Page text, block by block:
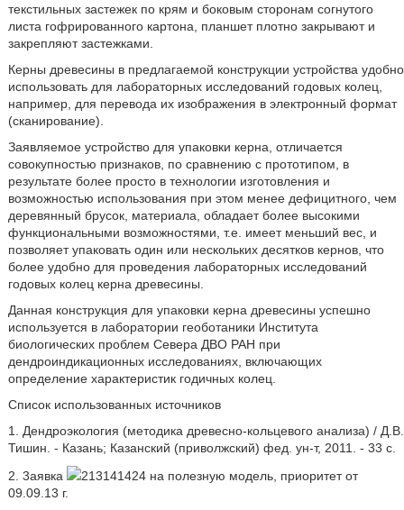
текстильных застежек по крям и боковым сторонам согнутого
листа гофрированного картона, планшет плотно закрывают и
закрепляют застежками.
Керны древесины в предлагаемой конструкции устройства удобно
использовать для лабораторных исследований годовых колец,
например, для перевода их изображения в электронный формат
(сканирование).
Заявляемое устройство для упаковки керна, отличается
совокупностью признаков, по сравнению с прототипом, в
результате более просто в технологии изготовления и
возможностью использования при этом менее дефицитного, чем
деревянный брусок, материала, обладает более высокими
функциональными возможностями, т.е. имеет меньший вес, и
позволяет упаковать один или нескольких десятков кернов, что
более удобно для проведения лабораторных исследований
годовых колец керна древесины.
Данная конструкция для упаковки керна древесины успешно
используется в лаборатории геоботаники Института
биологических проблем Севера ДВО РАН при
дендроиндикационных исследованиях, включающих
определение характеристик годичных колец.
Список использованных источников
1. Дендроэкология (методика древесно-кольцевого анализа) / Д.В.
Тишин. - Казань; Казанский (приволжский) фед. ун-т, 2011. - 33 с.
2. 3аявка
213141424 на полезную модель, приоритет от
09.09.13 г.